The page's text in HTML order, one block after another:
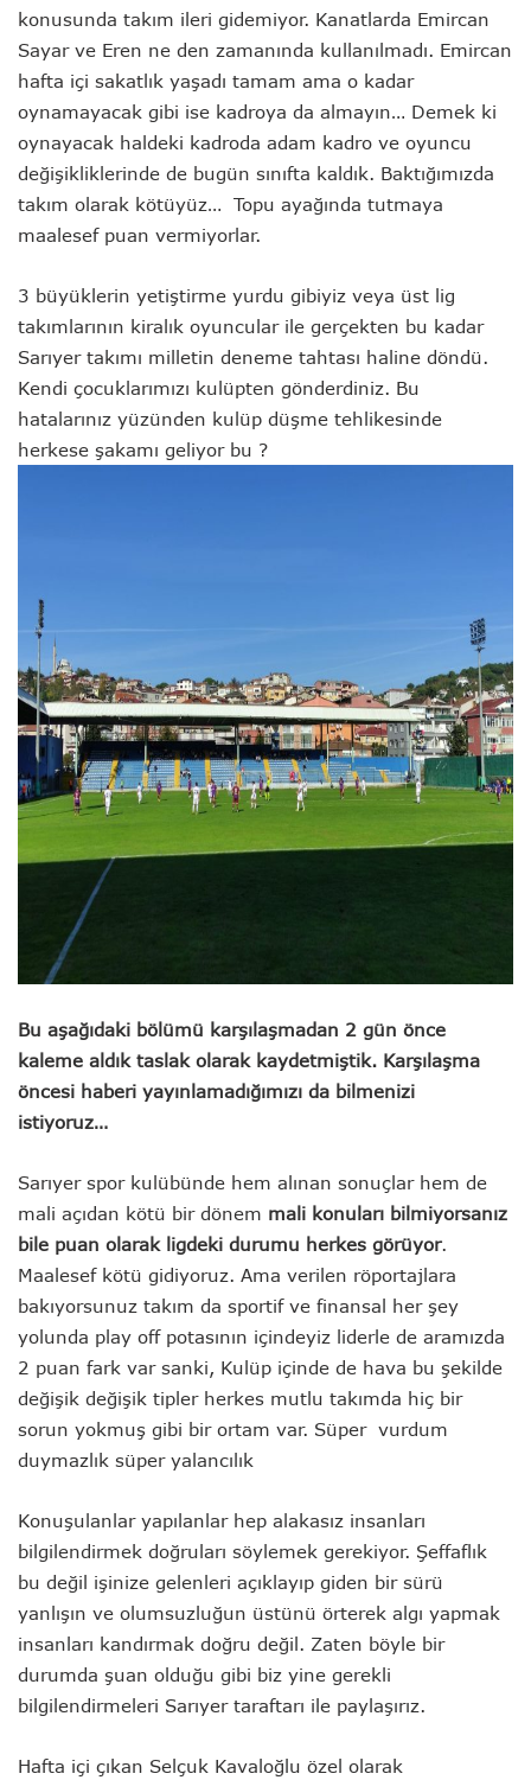
konusunda takım ileri gidemiyor. Kanatlarda Emircan
Sayar ve Eren ne den zamanında kullanılmadı. Emircan
hafta içi sakatlık yaşadı tamam ama o kadar
oynamayacak gibi ise kadroya da almayın… Demek ki
oynayacak haldeki kadroda adam kadro ve oyuncu
değişikliklerinde de bugün sınıfta kaldık. Baktığımızda
takım olarak kötüyüz… Topu ayağında tutmaya
maalesef puan vermiyorlar.
3 büyüklerin yetiştirme yurdu gibiyiz veya üst lig
takımlarının kiralık oyuncular ile gerçekten bu kadar
Sarıyer takımı milletin deneme tahtası haline döndü.
Kendi çocuklarımızı kulüpten gönderdiniz. Bu
hatalarınız yüzünden kulüp düşme tehlikesinde
herkese şakamı geliyor bu ?
Bu aşağıdaki bölümü karşılaşmadan 2 gün önce
kaleme aldık taslak olarak kaydetmiştik. Karşılaşma
öncesi haberi yayınlamadığımızı da bilmenizi
istiyoruz…
Sarıyer spor kulübünde hem alınan sonuçlar hem de
mali açıdan kötü bir dönem mali konuları bilmiyorsanız
bile puan olarak ligdeki durumu herkes görüyor.
Maalesef kötü gidiyoruz. Ama verilen röportajlara
bakıyorsunuz takım da sportif ve finansal her şey
yolunda play off potasının içindeyiz liderle de aramızda
2 puan fark var sanki, Kulüp içinde de hava bu şekilde
değişik değişik tipler herkes mutlu takımda hiç bir
sorun yokmuş gibi bir ortam var. Süper vurdum
duymazlık süper yalancılık
Konuşulanlar yapılanlar hep alakasız insanları
bilgilendirmek doğruları söylemek gerekiyor. Şeffaflık
bu değil işinize gelenleri açıklayıp giden bir sürü
yanlışın ve olumsuzluğun üstünü örterek algı yapmak
insanları kandırmak doğru değil. Zaten böyle bir
durumda şuan olduğu gibi biz yine gerekli
bilgilendirmeleri Sarıyer taraftarı ile paylaşırız.
Hafta içi çıkan Selçuk Kavaloğlu özel olarak